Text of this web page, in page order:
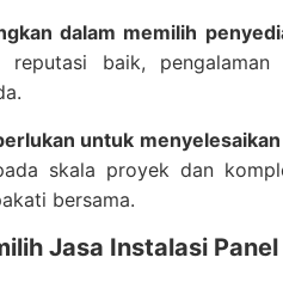
dalam memilih
baik,
untuk
skala proyek dan
bersama.
Jasa Instalasi